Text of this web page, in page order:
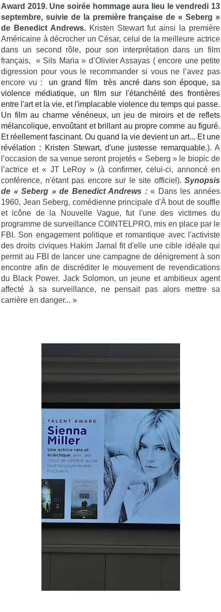
Award 2019. Une soirée hommage aura lieu le vendredi 13
septembre, suivie de la première française de « Seberg »
de Benedict Andrews.Kristen Stewart fut ainsi la première
Américaine à décrocher un César, celui de la meilleure actrice
dans un second rôle, pour son interprétation dans un film
français, « Sils Maria » d’Olivier Assayas ( encore une petite
digression pour vous le recommander si vous ne l’avez pas
encore vu :
un grand film très ancré dans son époque, sa
violence médiatique, un film sur l'étanchéité des frontières
entre l'art et la vie, et l'implacable violence du temps qui passe.
Un film au charme vénéneux, un jeu de miroirs et de reflets
mélancolique, envoûtant et brillant au propre comme au figuré.
Et réellement fascinant. Ou quand la vie devient un art... Et une
révélation : Kristen Stewart, d'une justesse remarquable.). A
l’occasion de sa venue seront projetés « Seberg » le biopic de
l’actrice et « JT LeRoy » (à confirmer, celui-ci, annoncé en
conférence, n'étant pas encore sur le site officiel). Synopsis
de « Seberg » de Benedict Andrews : « Dans les années
1960, Jean Seberg, comédienne principale d'À bout de souffle
et icône de la Nouvelle Vague, fut l'une des victimes du
programme de surveillance COINTELPRO, mis en place par le
FBI. Son engagement politique et romantique avec l'activiste
des droits civiques Hakim Jamal fit d'elle une cible idéale qui
permit au FBI de lancer une campagne de dénigrement à son
encontre afin de discréditer le mouvement de revendications
du Black Power. Jack Solomon, un jeune et ambitieux agent
affecté à sa surveillance, ne pensait pas alors mettre sa
carrière en danger... »